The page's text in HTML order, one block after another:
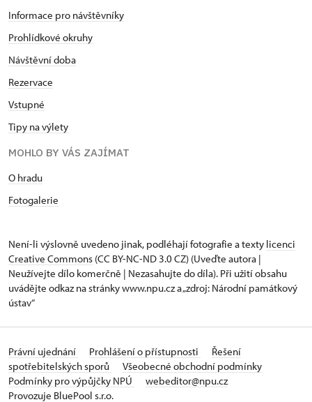
Informace pro návštěvníky
Prohlídkové okruhy
Návštěvní doba
Rezervace
Vstupné
Tipy na výlety
MOHLO BY VÁS ZAJÍMAT
O hradu
Fotogalerie
Není-li výslovně uvedeno jinak, podléhají fotografie a texty licenci
Creative Commons (CC BY-NC-ND 3.0 CZ) (Uveďte autora |
Neužívejte dílo komerčně | Nezasahujte do díla). Při užití obsahu
uvádějte odkaz na stránky www.npu.cz a „zdroj: Národní památkový
ústav“
Právní ujednání Prohlášení o přístupnosti
Řešení
spotřebitelských sporů
Všeobecné obchodní podmínky
Podmínky pro výpůjčky NPÚ
webeditor@npu.cz
Provozuje BluePool s.r.o.